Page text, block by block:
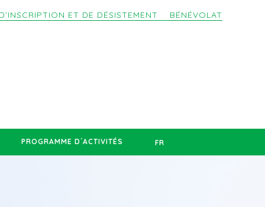
ET DE DÉSISTEMENT BÉNÉVOLAT
PROGRAMME D´ACTIVITÉS FR